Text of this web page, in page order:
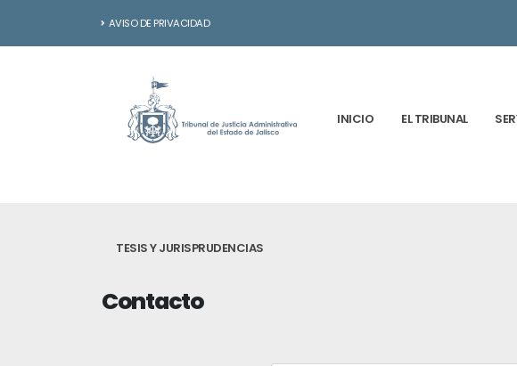
AVISO DE PRIVACIDAD
INICIO EL TRIBUNAL
TESIS Y JURISPRUDENCIAS
Contacto